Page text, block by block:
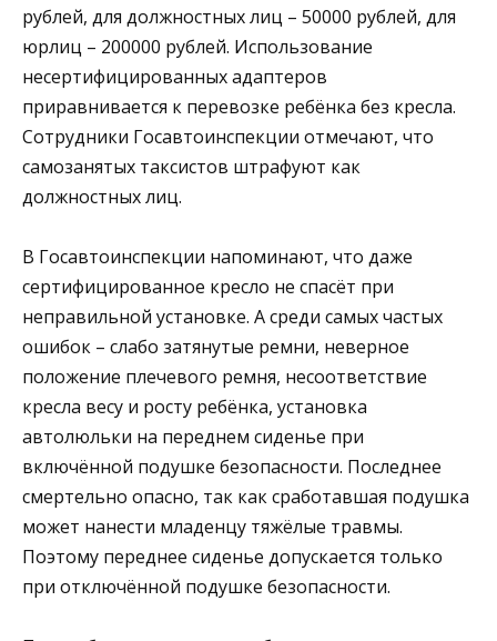
рублей, для должностных лиц – 50000 рублей, для
юрлиц – 200000 рублей. Использование
несертифицированных адаптеров
приравнивается к перевозке ребёнка без кресла.
Сотрудники Госавтоинспекции отмечают, что
самозанятых таксистов штрафуют как
должностных лиц.
В Госавтоинспекции напоминают, что даже
сертифицированное кресло не спасёт при
неправильной установке. А среди самых частых
ошибок – слабо затянутые ремни, неверное
положение плечевого ремня, несоответствие
кресла весу и росту ребёнка, установка
автолюльки на переднем сиденье при
включённой подушке безопасности. Последнее
смертельно опасно, так как сработавшая подушка
может нанести младенцу тяжёлые травмы.
Поэтому переднее сиденье допускается только
при отключённой подушке безопасности.